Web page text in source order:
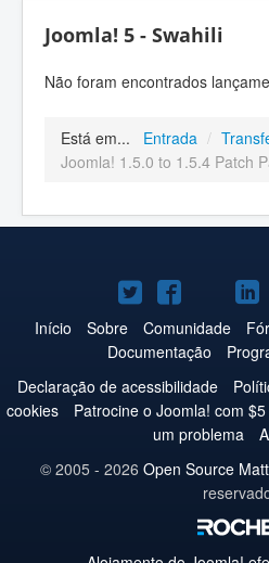
Joomla! 5 - Swahili
Não foram encontrados
Está em... Entrada /
Joomla! 1.5.0 to 1.5.4 Patch
Joomla!
no
Twitter
Joomla!
nono
Início Sobre Comunidade
Documentação
Declaração de acessibilidade
cookies
Patrocine o Joomla! com $5
um problema
© 2005 - 2026 Open Source